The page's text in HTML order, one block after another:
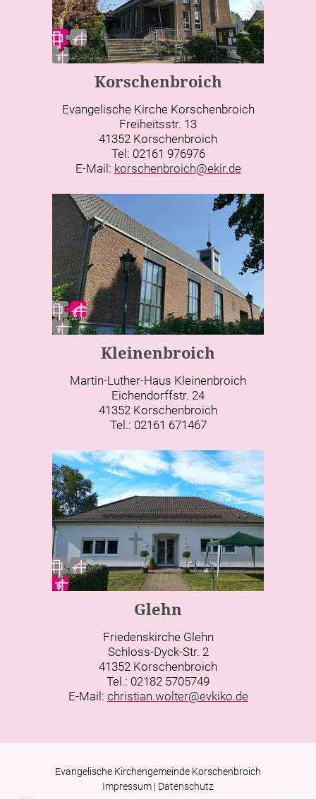
Korschenbroich
Evangelische Kirche Korschenbroich
Freiheitsstr. 13
41352 Korschenbroich
Tel: 02161 976976
E-Mail: korschenbroich@ekir.de
Kleinenbroich
Martin-Luther-Haus Kleinenbroich
Eichendorffstr. 24
41352 Korschenbroich
Tel.: 02161 671467
Glehn
Friedenskirche Glehn
Schloss-Dyck-Str. 2
41352 Korschenbroich
Tel.: 02182 5705749
E-Mail: christian.wolter@evkiko.de
Evangelische Kirchengemeinde Korschenbroich
Impressum | Datenschutz